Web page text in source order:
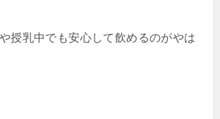
授乳中でも安心して飲めるのがやは